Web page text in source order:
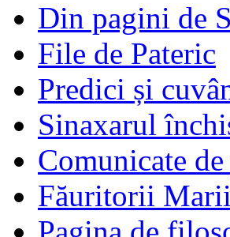
Din pagini de
File de Pateric
Predici și
Sinaxarul
Comunicate de
Făuritorii